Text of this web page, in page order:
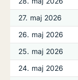
27. maj 2026
26. maj 2026
25. maj 2026
24. maj 2026